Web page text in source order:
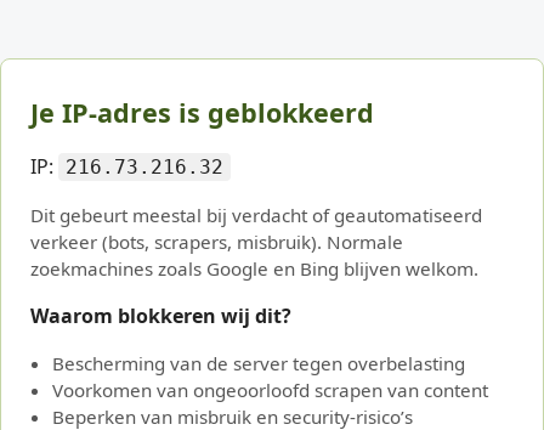
Je IP-adres is geblokkeerd
IP: 216.73.216.32
Dit gebeurt meestal bij verdacht of geautomatiseerd
verkeer (bots, scrapers, misbruik). Normale
zoekmachines zoals Google en Bing blijven welkom.
Waarom blokkeren wij dit?
Bescherming van de server tegen overbelasting
Voorkomen van ongeoorloofd scrapen van content
Beperken van misbruik en security-risico’s